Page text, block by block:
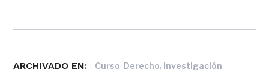
ARCHIVADO EN: Curso, Derecho, Investigación,